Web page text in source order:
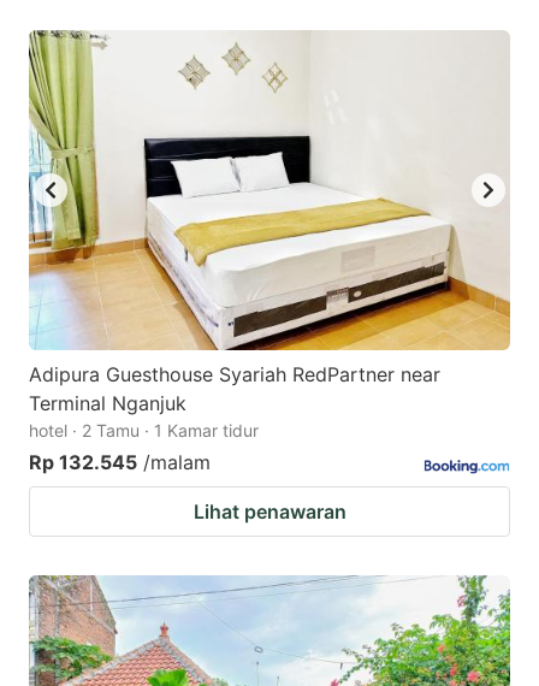
Adipura Guesthouse Syariah RedPartner near
Terminal Nganjuk
hotel · 2 Tamu · 1 Kamar tidur
Rp 132.545 /malam
Lihat penawaran